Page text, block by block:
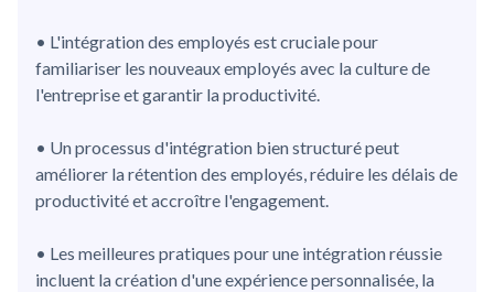
• L'intégration des employés est cruciale pour
familiariser les nouveaux employés avec la culture de
l'entreprise et garantir la productivité.
• Un processus d'intégration bien structuré peut
améliorer la rétention des employés, réduire les délais de
productivité et accroître l'engagement.
• Les meilleures pratiques pour une intégration réussie
incluent la création d'une expérience personnalisée, la